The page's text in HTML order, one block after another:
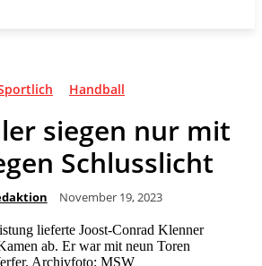
Handball
siegen nur mit
Schlusslicht
November 19, 2023